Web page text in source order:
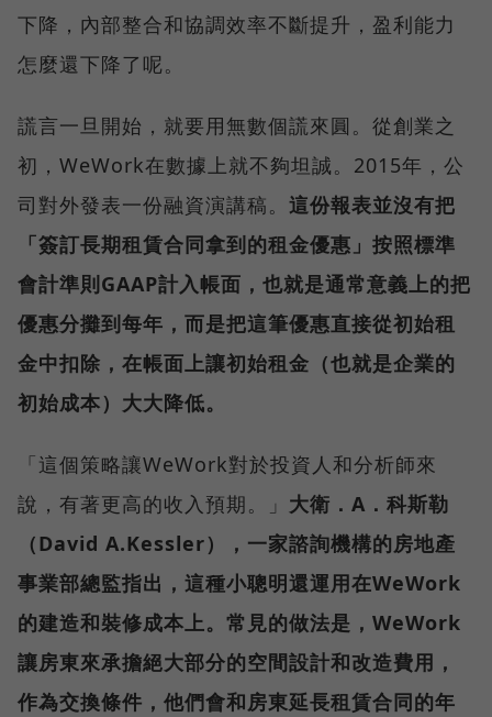
下降，內部整合和協調效率不斷提升，盈利能力
怎麼還下降了呢。
謊言一旦開始，就要用無數個謊來圓。從創業之
初，WeWork在數據上就不夠坦誠。2015年，公
司對外發表一份融資演講稿。 這份報表並沒有把
「簽訂長期租賃合同拿到的租金優惠」按照標準
會計準則GAAP計入帳面，也就是通常意義上的把
優惠分攤到每年，而是把這筆優惠直接從初始租
金中扣除，在帳面上讓初始租金（也就是企業的
初始成本）大大降低。
「這個策略讓WeWork對於投資人和分析師來
說，有著更高的收入預期。」 大衛．A．科斯勒
（David A.Kessler），一家諮詢機構的房地產
事業部總監指出，這種小聰明還運用在WeWork
的建造和裝修成本上。常見的做法是，WeWork
讓房東來承擔絕大部分的空間設計和改造費用，
作為交換條件，他們會和房東延長租賃合同的年